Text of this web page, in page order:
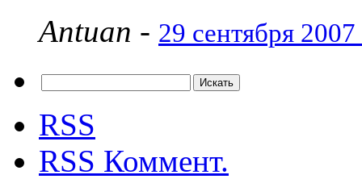
Antuan - 29 сентября
RSS
RSS Коммент.